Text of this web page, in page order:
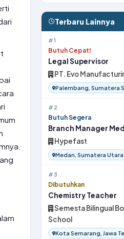
Terbaru Lainnya
#1
Butuh Cepat!
Legal Supervisor
PT. Evo
Palembang, Sumatera
#2
Butuh Segera
Branch Manager
Hypefast
Medan, Sumatera Utara
#3
Dibutuhkan
Chemistry Teacher
Semesta Bilingual
School
Kota Semarang, Jawa